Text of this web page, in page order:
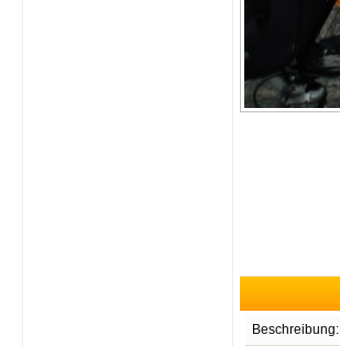
Beschreibung: